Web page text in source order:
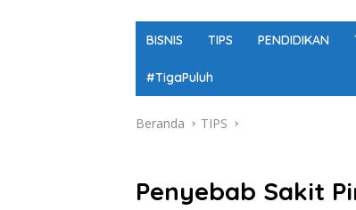
BISNIS TIPS PENDIDIKAN
#TigaPuluh
Beranda TIPS
Penyebab Sakit